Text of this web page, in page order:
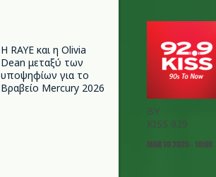
Η RAYE και η Olivia
Dean μεταξύ των
υποψηφίων για το
Βραβείο Mercury 2026
BY
KISS 929
MAR 10 2025 - 10:00